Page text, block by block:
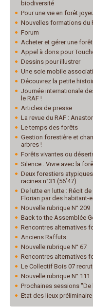
biodiversité
Pour une vie en forêt
Nouvelles formations du
Forum
Acheter et gérer une
Appel à dons pour
Dessins pour illustrer
Une scie mobile
Découvrez la petite
Journée internationale
le RAF !
Articles de presse
La revue du RAF :
Le temps des forêts
Gestion forestière et
arbres !
Forêts vivantes ou
Silence : Vivre avec la
Deux forestiers
racines n°31 (56’47)
De lutte en lutte : Récit
Florian par des habitant-
Nouvelle rubrique N° 209
Back to the Assemblée
Rencontres alternatives
Anciens Raffuts
Nouvelle rubrique N° 67
Rencontres alternatives
Le Collectif Bois 07
Nouvelle rubrique N° 111
Prochaines sessions "De
Etat des lieux